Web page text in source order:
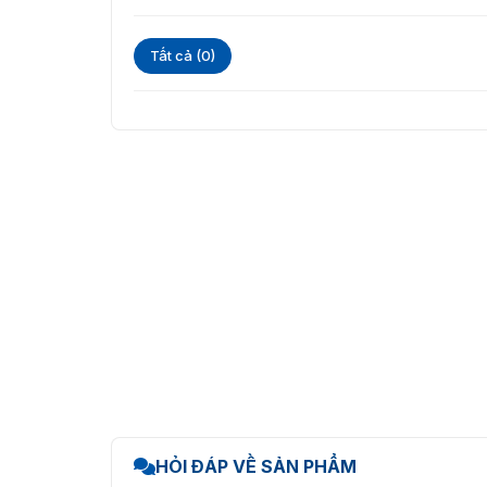
Chấm công và chức năng hỗ trợ nhiều
Tất cả (0)
HỎI ĐÁP VỀ SẢN PHẨM